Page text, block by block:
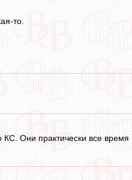
то.
Они практически все